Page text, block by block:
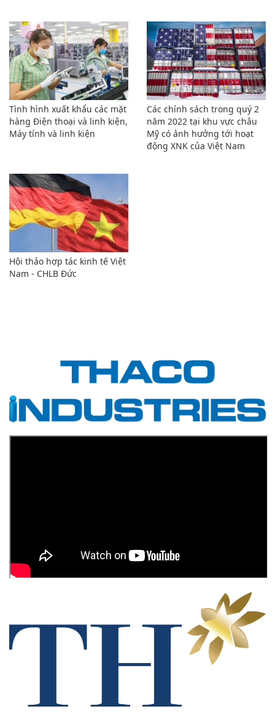
Tình hình xuất khẩu các mặt
hàng Điện thoại và linh kiện,
Máy tính và linh kiện
Các chính sách trong quý 2
năm 2022 tại khu vực châu
Mỹ có ảnh hưởng tới hoạt
động XNK của Việt Nam
Hội thảo hợp tác kinh tế Việt
Nam - CHLB Đức